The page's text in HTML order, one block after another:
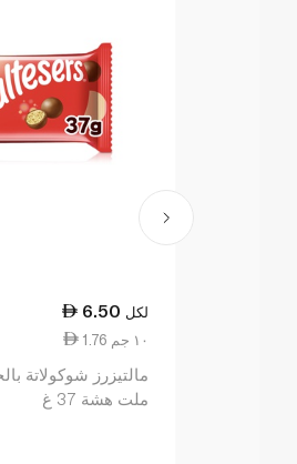
6.50 لكل
1.76 ١٠ جم
مالتيزرز شوكولاتة
ملت هشة 37 غ